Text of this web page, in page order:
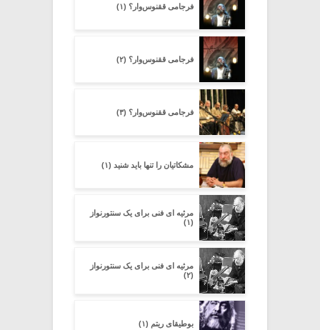
فرجامی ققنوس‌وار؟ (۱)
فرجامی ققنوس‌وار؟ (۲)
فرجامی ققنوس‌وار؟ (۳)
مشکاتیان را تنها باید شنید (۱)
مرثیه ای فنی برای یک سنتورنواز
(۱)
مرثیه ای فنی برای یک سنتورنواز
(۲)
بوطیقای ریتم (۱)